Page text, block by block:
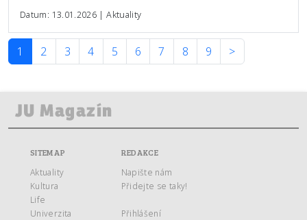
Datum: 13.01.2026 | Aktuality
1 2 3 4 5 6 7 8 9 >
SITEMAP
Aktuality
Kultura
Life
Univerzita
REDAKCE
Napište nám
Přidejte se taky!
Přihlášení